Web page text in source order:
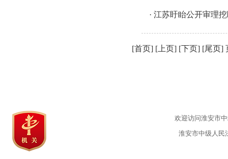
· 江苏盱眙公开审理
[首页] [上页] [下页] [尾页]
欢迎访问淮安市
淮安市中级人